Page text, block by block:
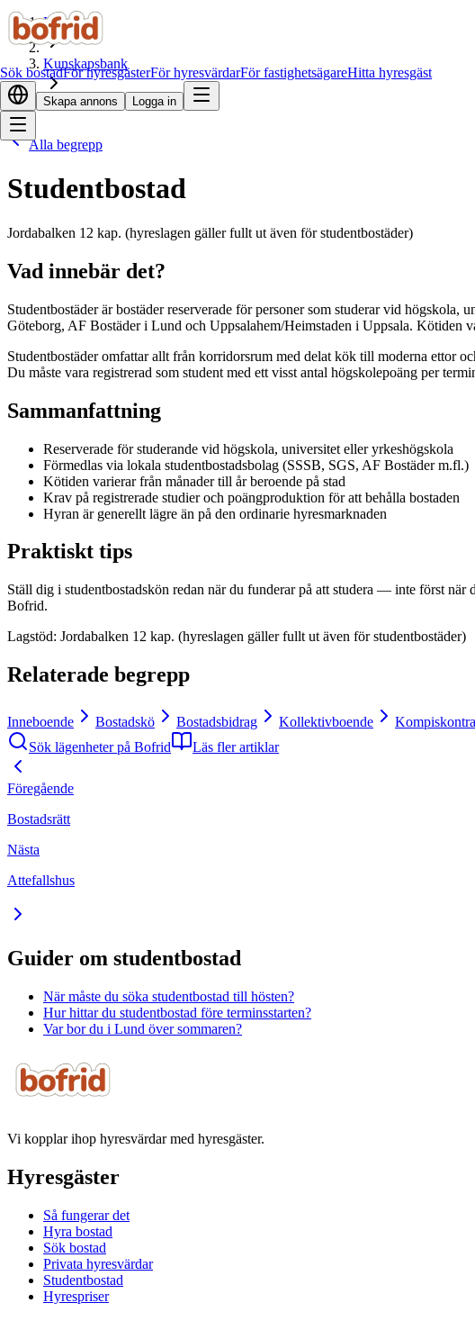
Sök bostadFör hyresgästerFör hyresvärdarFör fastighetsägareHitta hyresgäst
Skapa annons Logga in
Hem
Kunskapsbank
Studentbostad
Alla begrepp
Studentbostad
Jordabalken 12 kap. (hyreslagen gäller fullt ut även för studentbostäder)
Vad innebär det?
Studentbostäder är bostäder reserverade för personer som studerar vid
Göteborg, AF Bostäder i Lund och Uppsalahem/Heimstaden i Uppsala. Kötiden
Studentbostäder omfattar allt från korridorsrum med delat kök till moderna ettor
Du måste vara registrerad som student med ett visst antal högskolepoäng per
Sammanfattning
Reserverade för studerande vid högskola, universitet eller yrkeshögskola
Förmedlas via lokala studentbostadsbolag (SSSB, SGS, AF Bostäder m.fl.)
Kötiden varierar från månader till år beroende på stad
Krav på registrerade studier och poängproduktion för att behålla bostaden
Hyran är generellt lägre än på den ordinarie hyresmarknaden
Praktiskt tips
Ställ dig i studentbostadskön redan när du funderar på att studera — inte först
Bofrid.
Lagstöd: Jordabalken 12 kap. (hyreslagen gäller fullt ut även för studentbostäder)
Relaterade begrepp
Inneboende Bostadskö Bostadsbidrag Kollektivboende
Sök lägenheter på Bofrid
Läs fler artiklar
Föregående
Bostadsrätt
Nästa
Attefallshus
Guider om studentbostad
När måste du söka studentbostad till hösten?
Hur hittar du studentbostad före terminsstarten?
Var bor du i Lund över sommaren?
Vi kopplar ihop hyresvärdar med hyresgäster.
Hyresgäster
Så fungerar det
Hyra bostad
Sök bostad
Privata hyresvärdar
Studentbostad
Hyrespriser